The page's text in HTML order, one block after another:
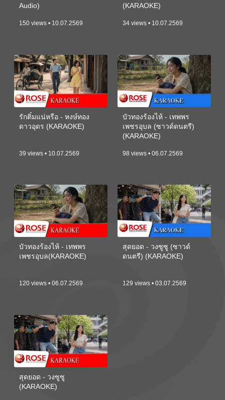
Audio)
150 views • 10.07.2569
(KARAOKE)
34 views • 10.07.2569
รักติ๋มแน่หรือ - หงษ์ทอง
ดาวอุดร (KARAOKE)
39 views • 10.07.2569
บัวทองร้องไห้ - เทพพร
เพชรอุบล (ซาวด์ดนตรี)
(KARAOKE)
98 views • 06.07.2569
บัวทองร้องไห้ - เทพพร
เพชรอุบล(KARAOKE)
120 views • 06.07.2569
สุดยอด - วงซูซู (ซาวด์
ดนตรี) (KARAOKE)
129 views • 03.07.2569
สุดยอด - วงซูซู
(KARAOKE)